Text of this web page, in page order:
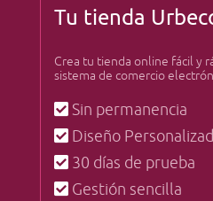
Tu tienda
Crea tu tienda online fácil y
sistema de comercio
Sin permanencia
Diseño
30 días de prueba
Gestión sencilla